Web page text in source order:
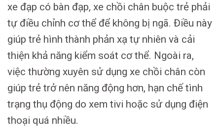
xe đạp có bàn đạp, xe chồi chân buộc trẻ phải
tự điều chỉnh cơ thể để không bị ngã. Điều này
giúp trẻ hình thành phản xạ tự nhiên và cải
thiện khả năng kiểm soát cơ thể. Ngoài ra,
việc thường xuyên sử dụng xe chồi chân còn
giúp trẻ trở nên năng động hơn, hạn chế tình
trạng thụ động do xem tivi hoặc sử dụng điện
thoại quá nhiều.